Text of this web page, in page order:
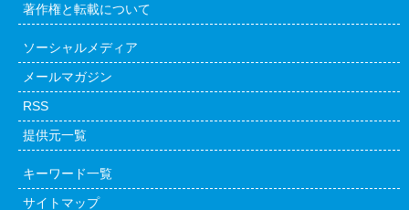
著作権と転載について
ソーシャルメディア
メールマガジン
RSS
提供元一覧
キーワード一覧
サイトマップ